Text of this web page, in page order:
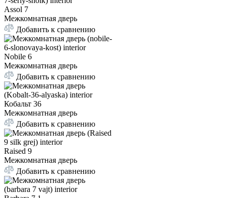
Assol 7
Межкомнатная дверь
Добавить к сравнению
Nobile 6
Межкомнатная дверь
Добавить к сравнению
Кобальт 36
Межкомнатная дверь
Добавить к сравнению
Raised 9
Межкомнатная дверь
Добавить к сравнению